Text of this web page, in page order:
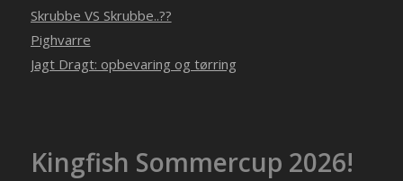
Skrubbe VS Skrubbe..??
Pighvarre
Jagt Dragt: opbevaring og tørring
Kingfish Sommercup 2026!